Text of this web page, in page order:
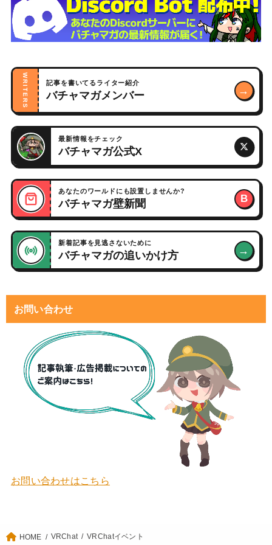
WRITERS 記事を書いてるライター紹介
バチャマガメンバー →
最新情報をチェック
バチャマガ公式X
あなたのワールドにも設置しませんか?
バチャマガ壁新聞 B
新着記事を見逃さないために
バチャマガの追いかけ方 →
お問い合わせ
お問い合わせはこちら
HOME VRChat VRChatイベント